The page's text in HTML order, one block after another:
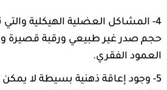
4- المشاكل العضلية الهيكلية
حجم صدر غير طبيعي ورقبة قصيرة
العمود الفقري.
5- وجود إعاقة ذهنية بسيطة لا